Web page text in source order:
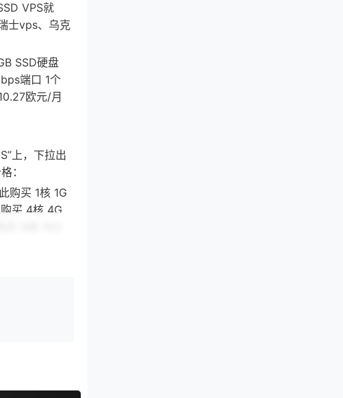
VPS就
士vps、乌克
SSD硬盘
端口 1个
欧元/月
上，下拉出
：
购买 1核 1G
买 4核 4G
8核 16G